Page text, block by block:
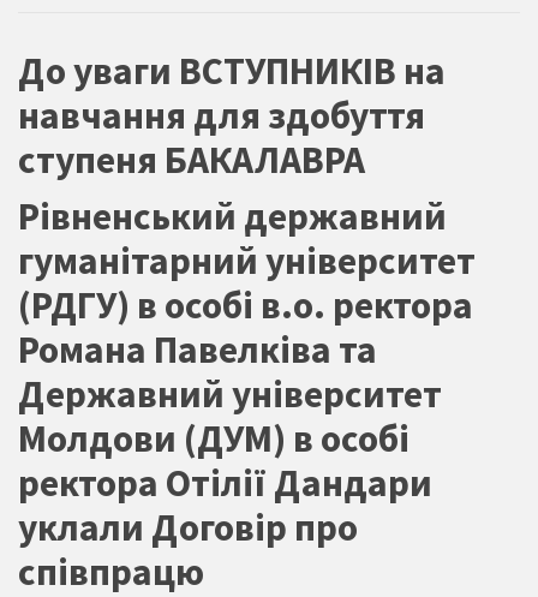
До уваги ВСТУПНИКІВ на
навчання для здобуття
ступеня БАКАЛАВРА
Рівненський державний
гуманітарний університет
(РДГУ) в особі в.о. ректора
Романа Павелківа та
Державний університет
Молдови (ДУМ) в особі
ректора Отілії Дандари
уклали Договір про
співпрацю